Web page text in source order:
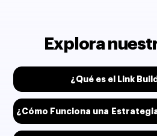
Explora
¿Qué es el Link